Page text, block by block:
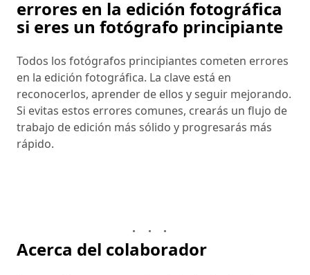
errores en la edición fotográfica
si eres un fotógrafo principiante
Todos los fotógrafos principiantes cometen errores
en la edición fotográfica. La clave está en
reconocerlos, aprender de ellos y seguir mejorando.
Si evitas estos errores comunes, crearás un flujo de
trabajo de edición más sólido y progresarás más
rápido.
Acerca del colaborador